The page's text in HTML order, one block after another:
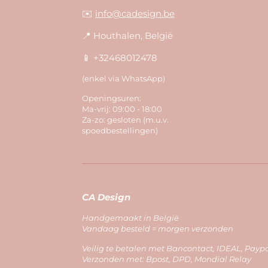
✉️ info@cadesign.be
📍 Houthalen, België
📱 +32468012478
(enkel via WhatsApp)
Openingsuren:
Ma-vrij: 09:00 - 18:00
Za-zo: gesloten (m.u.v.
spoedbestellingen)
CA Design
Handgemaakt in België
Vandaag besteld = morgen verzonden
Veilig te betalen met Bancontact, IDEAL,
Verzonden met: Bpost, DPD, Mondial Relay